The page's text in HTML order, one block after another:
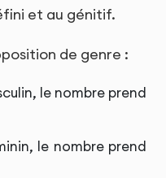
et au génitif.
de genre :
le nombre prend
le nombre prend